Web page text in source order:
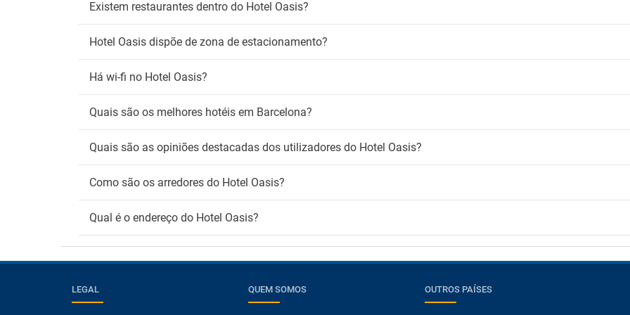
Existem restaurantes dentro do Hotel Oasis?
Hotel Oasis dispõe de zona de estacionamento?
Há wi-fi no Hotel Oasis?
Quais são os melhores hotéis em Barcelona?
Quais são as opiniões destacadas dos utilizadores do Hotel Oasis?
Como são os arredores do Hotel Oasis?
Qual é o endereço do Hotel Oasis?
LEGAL QUEM SOMOS OUTROS PAÍSES